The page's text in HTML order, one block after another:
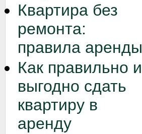
Квартира без
ремонта:
правила аренды
Как правильно и
выгодно сдать
квартиру в
аренду